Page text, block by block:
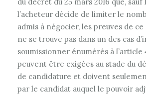
l’acheteur décide de limiter le
admis à négocier, les preuves de ce
ne se trouve pas dans un des cas
soumissionner énumérés à l’article
peuvent être exigées au stade du
de candidature et doivent
par le candidat auquel le pouvoir